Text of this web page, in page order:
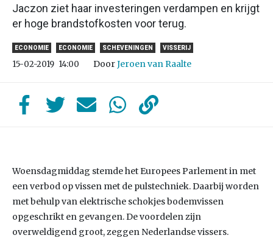
Jaczon ziet haar investeringen verdampen en krijgt
er hoge brandstofkosten voor terug.
ECONOMIE ECONOMIE SCHEVENINGEN VISSERIJ
15-02-2019 14:00 DoorJeroen van Raalte
Woensdagmiddag stemde het Europees Parlement in met
een verbod op vissen met de pulstechniek. Daarbij worden
met behulp van elektrische schokjes bodemvissen
opgeschrikt en gevangen. De voordelen zijn
overweldigend groot, zeggen Nederlandse vissers.